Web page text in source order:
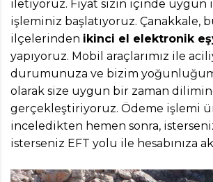
iletiyoruz. Fiyat sizin içinde uygun
işleminiz başlatıyoruz. Çanakkale,
ilçelerinden ikinci el elektronik
yapıyoruz. Mobil araçlarımız ile
durumunuza ve bizim
olarak size uygun bir zaman
gerçekleştiriyoruz. Ödeme işlemi
inceledikten hemen sonra,
isterseniz EFT yolu ile hesabınıza